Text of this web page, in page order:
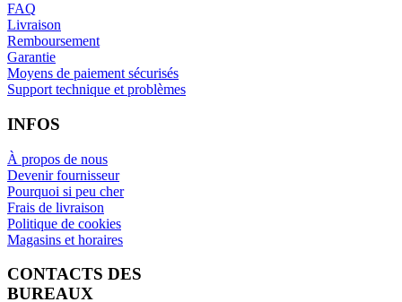
FAQ
Livraison
Remboursement
Garantie
Moyens de paiement sécurisés
Support technique et problèmes
INFOS
À propos de nous
Devenir fournisseur
Pourquoi si peu cher
Frais de livraison
Politique de cookies
Magasins et horaires
CONTACTS DES
BUREAUX